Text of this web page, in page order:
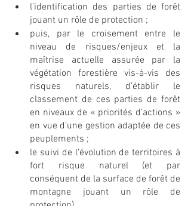
l’identification des parties de forêt
jouant un rôle de protection ;
puis, par le croisement entre le
niveau de risques/enjeux et la
maîtrise actuelle assurée par la
végétation forestière vis-à-vis des
risques naturels, d’établir le
classement de ces parties de forêt
en niveaux de « priorités d’actions »
en vue d’une gestion adaptée de ces
peuplements ;
le suivi de l’évolution de territoires à
fort risque naturel (et par
conséquent de la surface de forêt de
montagne jouant un rôle de